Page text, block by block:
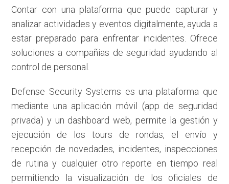
Contar con una plataforma que puede capturar y
analizar actividades y eventos digitalmente, ayuda a
estar preparado para enfrentar incidentes. Ofrece
soluciones a compañias de seguridad ayudando al
control de personal.
Defense Security Systems es una plataforma que
mediante una aplicación móvil (app de seguridad
privada) y un dashboard web, permite la gestión y
ejecución de los tours de rondas, el envío y
recepción de novedades, incidentes, inspecciones
de rutina y cualquier otro reporte en tiempo real
permitiendo la visualización de los oficiales de